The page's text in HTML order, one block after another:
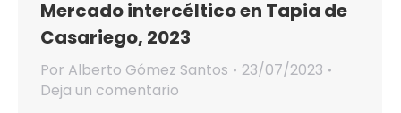
Mercado intercéltico en Tapia de
Casariego, 2023
Por Alberto Gómez Santos
23/07/2023
Deja un comentario